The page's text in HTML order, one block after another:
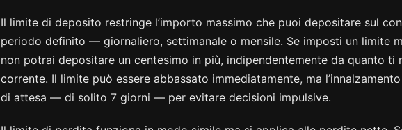
Il limite di deposito restringe l’importo massimo che puoi depositare sul
periodo definito — giornaliero, settimanale o mensile. Se imposti un limite
non potrai depositare un centesimo in più, indipendentemente da quanto ti
corrente. Il limite può essere abbassato immediatamente, ma
di attesa — di solito 7 giorni — per evitare decisioni impulsive.